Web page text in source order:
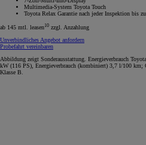
Multimedia-System Toyota Touch
Toyota Relax Garantie nach jeder Inspektion bis
ab 145 mtl. leasen10 zzgl. Anzahlung
Unverbindliches Angebot anfordern
Probefahrt vereinbaren
Abbildung zeigt Sonderausstattung. Energieverbrauch
kW (116 PS), Energieverbrauch (kombiniert) 3,7 l/100
Klasse B.